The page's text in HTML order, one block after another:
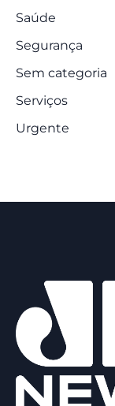
Saúde
Segurança
Sem categoria
Serviços
Urgente